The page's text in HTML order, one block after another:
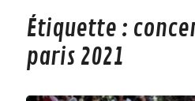
Étiquette :
paris 2021